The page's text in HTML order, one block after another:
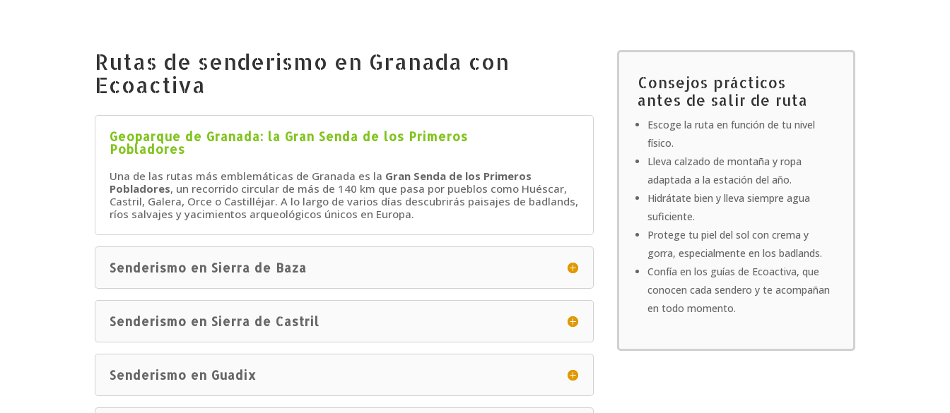
Rutas de senderismo en Granada con
Ecoactiva
Geoparque de Granada: la Gran Senda de los Primeros
Pobladores
Una de las rutas más emblemáticas de Granada es la Gran Senda de los Primeros
Pobladores, un recorrido circular de más de 140 km que pasa por pueblos como Huéscar,
Castril, Galera, Orce o Castilléjar. A lo largo de varios días descubrirás paisajes de badlands,
ríos salvajes y yacimientos arqueológicos únicos en Europa.
Senderismo en Sierra de Baza
Senderismo en Sierra de Castril
Senderismo en Guadix
Consejos prácticos
antes de salir de ruta
Escoge la ruta en función de tu nivel
físico.
Lleva calzado de montaña y ropa
adaptada a la estación del año.
Hidrátate bien y lleva siempre agua
suficiente.
Protege tu piel del sol con crema y
gorra, especialmente en los badlands.
Confía en los guías de Ecoactiva, que
conocen cada sendero y te acompañan
en todo momento.